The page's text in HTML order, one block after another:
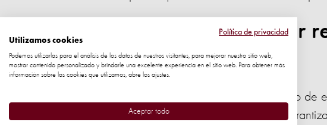
Cómo ser un consumidor
cerdos
Ya sabes que tu papel es fundamental dentro
ayudarán a mejorar la vida de los cerdos,
Política de privacidad
Utilizamos cookies
Podemos utilizarlas para el análisis de los datos de nuestros visitantes, para mejorar nuestro sitio web,
mostrar contenido personalizado y brindarle una excelente experiencia en el sitio web. Para obtener más
información sobre las cookies que utilizamos, abre los ajustes.
Aceptar todo